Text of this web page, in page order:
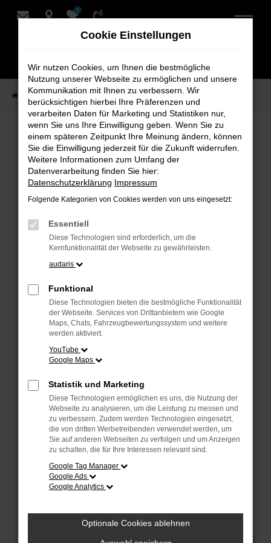
Zum
0
Startseite Verkauf Fahrzeug-Showroom
Fahrzeug-Showroom
Beim Laden ist ein Fehler aufgetreten.
Hier sind ein paar Tipps, die dir helfen können:
Überprüfe deine Firewall und deine
Internetverbindung.
Laden andere Webseiten, zum Beispiel
deine Suchmaschine?
Prüfe deine Browsererweiterungen.
Manche Erweiterungen, wie Werbeblocker,
können das Laden bestimmter Seiten
verhindern. Funktioniert die Seite in einem
anderen Browser oder in einem privaten
Fenster?
Starte dein Gerät neu.
Das kann manchmal helfen,
vorübergehende Probleme zu beheben.
Stelle sicher, dass dein Browser und dein
Betriebssystem auf dem neuesten Stand
Veraltete Software birgt nicht nur ein
Cookie Einstellungen
Wir nutzen Cookies, um Ihnen die bestmögliche
Nutzung unserer Webseite zu ermöglichen und unsere
Kommunikation mit Ihnen zu verbessern. Wir
berücksichtigen hierbei Ihre Präferenzen und
verarbeiten Daten für Marketing und Statistiken nur,
wenn Sie uns Ihre Einwilligung geben. Wenn Sie zu
einem späteren Zeitpunkt Ihre Meinung ändern, können
Sie die Einwilligung jederzeit für die Zukunft widerrufen.
Weitere Informationen zum Umfang der
Datenverarbeitung finden Sie hier:
Datenschutzerklärung Impressum
Folgende Kategorien von Cookies werden von uns eingesetzt:
Essentiell
Diese Technologien sind erforderlich, um die
Kernfunktionalität der Webseite zu gewährleisten.
audaris
Funktional
Diese Technologien bieten die bestmögliche Funktionalität
der Webseite. Services von Drittanbietern wie Google
Maps, Chats, Fahrzeugbewertungssystem und weitere
werden aktiviert.
YouTube
Google Maps
Statistik und Marketing
Diese Technologien ermöglichen es uns, die Nutzung der
Webseite zu analysieren, um die Leistung zu messen und
zu verbessern. Zudem werden Technologien eingesetzt,
die von dritten Werbetreibenden verwendet werden, um
Sie auf anderen Webseiten zu verfolgen und um Anzeigen
zu schalten, die für Ihre Interessen relevant sind.
Google Tag Manager
Google Ads
Google Analytics
Optionale Cookies ablehnen